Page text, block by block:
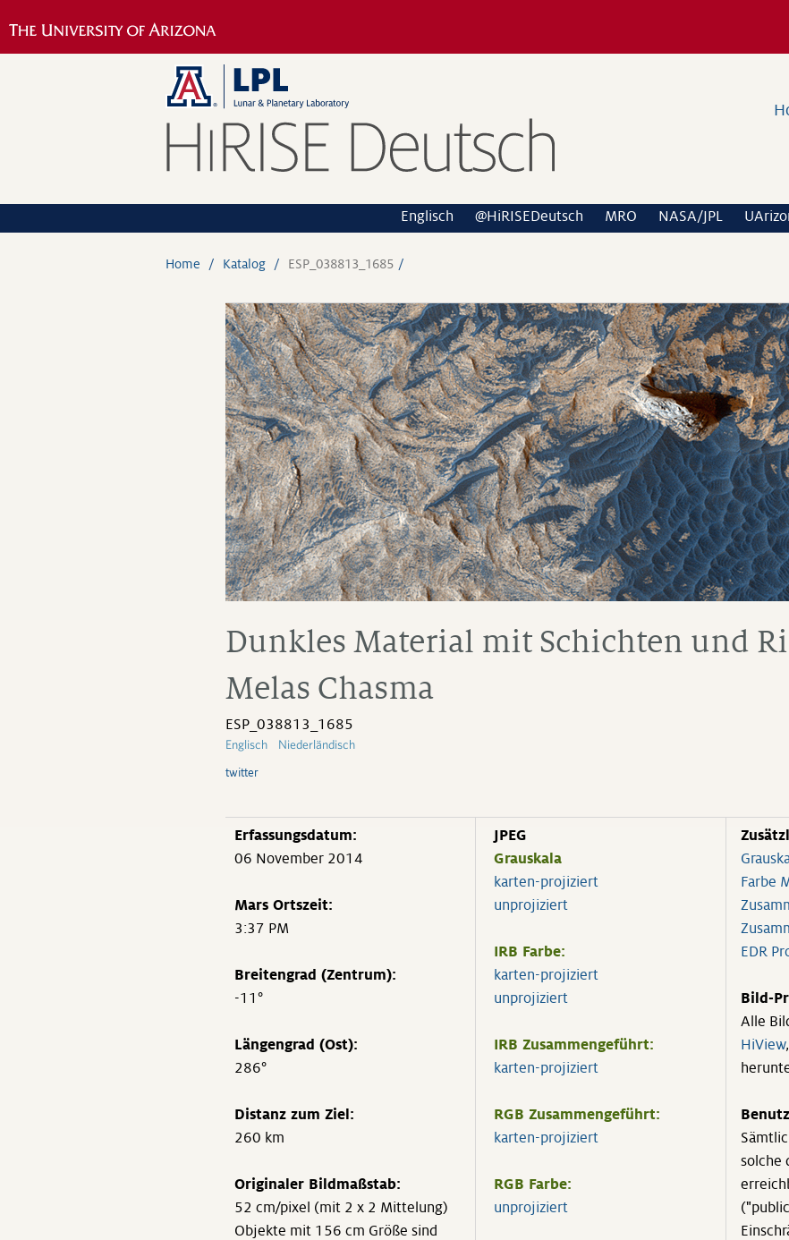
Englisch @HiRISEDeutsch MRO NASA/JPL
Home Katalog ESP_038813_1685
Dunkles Material mit Schichten und
Melas Chasma
ESP_038813_1685
Englisch Niederländisch
twitter
Erfassungsdatum:
06 November 2014
Mars Ortszeit:
3:37 PM
Breitengrad (Zentrum):
-11°
Längengrad (Ost):
286°
Distanz zum Ziel:
260 km
Originaler Bildmaßstab:
52 cm/pixel (mit 2 x 2 Mittelung)
Objekte mit 156 cm Größe sind
JPEG
Grauskala
karten-projiziert
unprojiziert
IRB Farbe:
karten-projiziert
unprojiziert
IRB Zusammengeführt:
karten-projiziert
RGB Zusammengeführt:
karten-projiziert
RGB Farbe:
unprojiziert
Farbe
EDR
Bild-
Alle
HiView
solche